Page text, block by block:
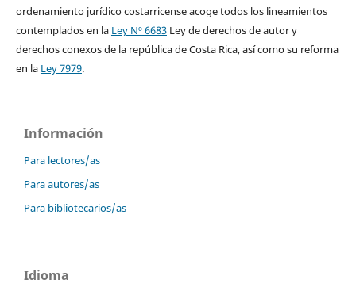
ordenamiento jurídico costarricense acoge todos los lineamientos
contemplados en la Ley Nº 6683Ley de derechos de autor y
derechos conexos de la república de Costa Rica, así como su reforma
en la Ley 7979.
Información
Para lectores/as
Para autores/as
Para bibliotecarios/as
Idioma